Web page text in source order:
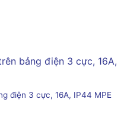
điện 3 cực, 16A, IP44 MPE